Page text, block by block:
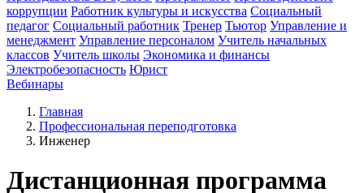
коррупции Работник культуры и искусства Социальный
педагог Социальный работник Тренер Тьютор Управление и
менеджмент Управление персоналом Учитель начальных
классов Учитель школы Экономика и финансы
Электробезопасность Юрист
Вебинары
Главная
Профессиональная переподготовка
Инженер
Дистанционная программа